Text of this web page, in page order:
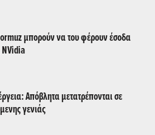
μπορούν να του φέρουν έσοδα
Απόβλητα μετατρέπονται σε
γενιάς